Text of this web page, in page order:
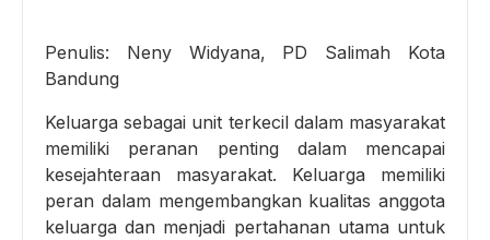
Penulis: Neny Widyana, PD Salimah Kota
Bandung
Keluarga sebagai unit terkecil dalam masyarakat
memiliki peranan penting dalam mencapai
kesejahteraan masyarakat. Keluarga memiliki
peran dalam mengembangkan kualitas anggota
keluarga dan menjadi pertahanan utama untuk